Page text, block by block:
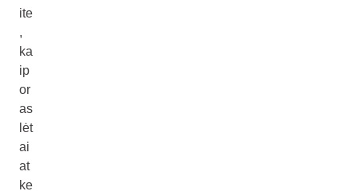
ite
,
ka
ip
or
as
lėt
ai
at
ke